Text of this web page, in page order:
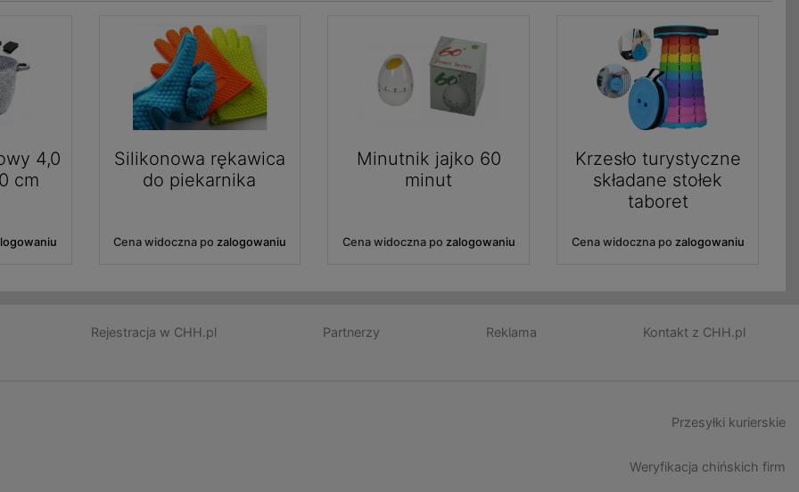
4,0
cm
Silikonowa rękawica
do piekarnika
Cena widoczna po zalogowaniu
Minutnik jajko 60
minut
Cena widoczna po zalogowaniu
Krzesło turystyczne
składane stołek
taboret
Cena widoczna po zalogowaniu
Rejestracja w CHH.pl Partnerzy Reklama Kontakt z CHH.pl
Przesyłki kurierskie
Weryfikacja chińskich firm